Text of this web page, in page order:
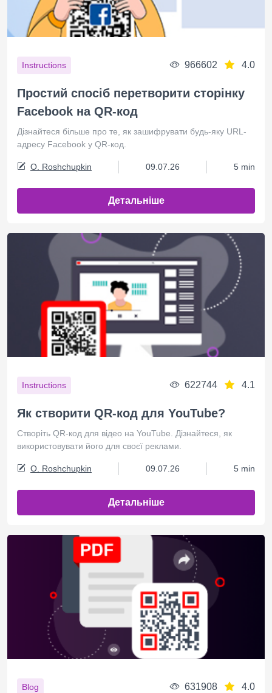
Instructions 966602 4.0
Простий спосіб перетворити сторінку
Facebook на QR-код
Дізнайтеся більше про те, як зашифрувати будь-яку URL-
адресу Facebook у QR-код.
O. Roshchupkin 09.07.26 5 min
Детальніше
Instructions 622744 4.1
Як створити QR-код для YouTube?
Створіть QR-код для відео на YouTube. Дізнайтеся, як
використовувати його для своєї реклами.
O. Roshchupkin 09.07.26 5 min
Детальніше
Blog 631908 4.0